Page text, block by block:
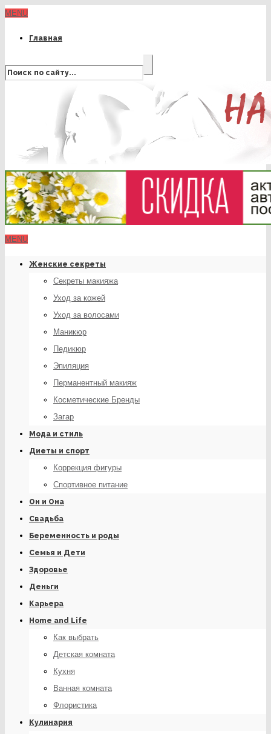
MENU
Главная
MENU
Женские секреты
Секреты макияжа
Уход за кожей
Уход за волосами
Маникюр
Педикюр
Эпиляция
Перманентный макияж
Косметические Бренды
Загар
Мода и стиль
Диеты и спорт
Коррекция фигуры
Спортивное питание
Он и Она
Свадьба
Беременность и роды
Семья и Дети
Здоровье
Деньги
Карьера
Home and Life
Как выбрать
Детская комната
Кухня
Ванная комната
Флористика
Кулинария